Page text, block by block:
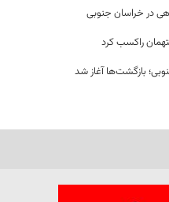
در خراسان جنوبی
راکسب کرد